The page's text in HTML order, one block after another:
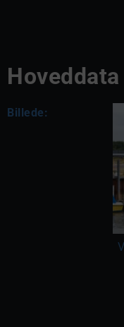
Hoveddata
Billede: